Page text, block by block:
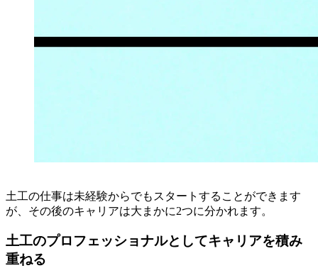
土工の仕事は未経験からでもスタートすることができます
が、その後のキャリアは大まかに2つに分かれます。
土工のプロフェッショナルとしてキャリアを積み
重ねる